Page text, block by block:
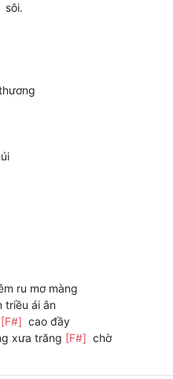
sôi.
ru mơ màng
triều ái ân
[F#] cao đầy
xưa trăng [F#] chờ